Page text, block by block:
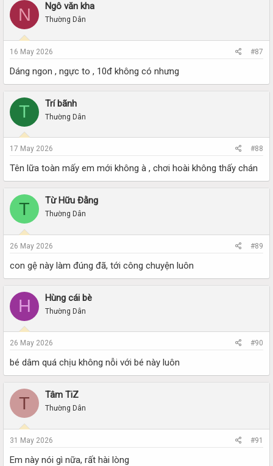
N Ngô văn kha
Thường Dân
16 May 2026 #87
Dáng ngon , ngực to , 10đ không có nhưng
T Trí bãnh
Thường Dân
17 May 2026 #88
Tên lữa toàn mấy em mới không à , chơi hoài không thấy chán
T Từ Hữu Đằng
Thường Dân
26 May 2026 #89
con gệ này làm đúng đã, tới công chuyện luôn
H Hùng cái bè
Thường Dân
26 May 2026 #90
bé dâm quá chịu không nỗi với bé này luôn
T Tâm TiZ
Thường Dân
31 May 2026 #91
Em này nói gì nữa, rất hài lòng